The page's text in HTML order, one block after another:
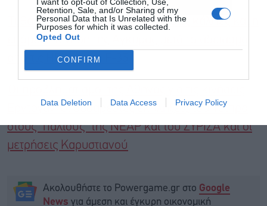
Retention, Sale, and/or Sharing of my
Personal Data that Is Unrelated with the
Purposes for which it was collected.
Opted Out
CONFIRM
Data Deletion Data Access Privacy Policy
Τι θα γίνει με τα μικρά κόμματα στις κάλπες και η
επόμενη κίνηση της Άγκυρας μετά το άδειασμα
από τις ΗΠΑ για τα F-35
Ερντογάν, οι δυσάρεστες εκπλήξεις του Τσίπρα
στους “παλιούς” της ΝΕΑΡ και του ΣΥΡΙΖΑ και οι
μετρήσεις Καρυστιανού
Ακολουθήστε το Powergame.gr στο Google
News για άμεση και έγκυρη οικονομική